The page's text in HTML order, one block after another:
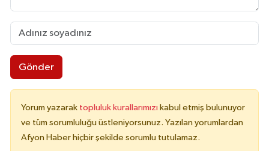
Gönder
Yorum yazarak topluluk kurallarımızı kabul etmiş bulunuyor
ve tüm sorumluluğu üstleniyorsunuz. Yazılan yorumlardan
Afyon Haber hiçbir şekilde sorumlu tutulamaz.